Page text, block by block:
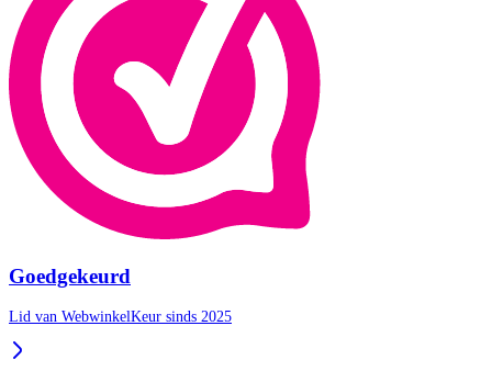
Goedgekeurd
Lid van WebwinkelKeur sinds 2025